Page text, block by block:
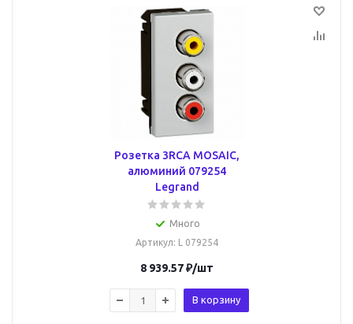
Розетка 3RCA MOSAIC,
алюминий 079254
Legrand
Много
Артикул: L 079254
8 939.57₽/шт
В корзину